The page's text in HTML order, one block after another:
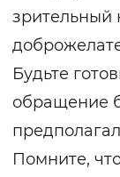
зрительный
Будьте
обращение
Помните,